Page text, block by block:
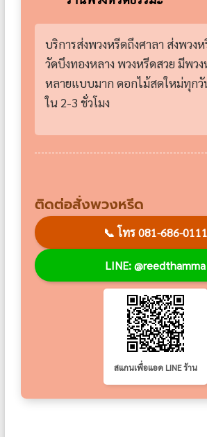
บริการส่งพวงหรีดถึงศาลา ส่งพวงห
วัดบึงทองหลาง พวงหรีดสวย มีพว
หลายแบบมาก ดอกไม้สดใหม่ทุกวั
ใน 2-3 ชั่วโมง
ติดต่อสั่งพวงหรีด
📞 โทร 081-686-0111
LINE: @reedthamma
สแกนเพื่อแอด LINE ร้าน